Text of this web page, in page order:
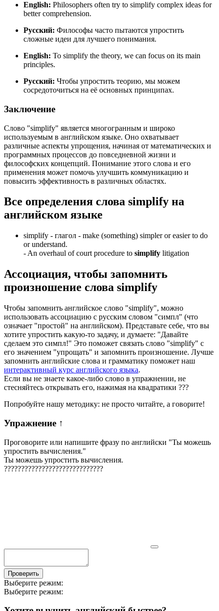
English: Philosophers often try to simplify complex ideas for
better comprehension.
Русский: Философы часто пытаются упростить
сложные идеи для лучшего понимания.
English: To simplify the theory, we can focus on its main
principles.
Русский: Чтобы упростить теорию, мы можем
сосредоточиться на её основных принципах.
Заключение
Слово "simplify" является многогранным и широко
используемым в английском языке. Оно охватывает
различные аспекты упрощения, начиная от математических и
программных процессов до повседневной жизни и
философских концепций. Понимание этого слова и его
применения может помочь улучшить коммуникацию и
повысить эффективность в различных областях.
Все определения слова simplify на
английском языке
simplify - глагол - make (something) simpler or easier to do
or understand.
- An overhaul of court procedure to simplify litigation
Ассоциация, чтобы запомнить
произношение слова simplify
Чтобы запомнить английское слово "simplify", можно
использовать ассоциацию с русским словом "симпл" (что
означает "простой" на английском). Представьте себе, что вы
хотите упростить какую-то задачу, и думаете: "Давайте
сделаем это симпл!" Это поможет связать слово "simplify" с
его значением "упрощать" и запомнить произношение. Лучше
запомнить английские слова и грамматику поможет наш
интерактивный курс английского языка.
Если вы не знаете какое-либо слово в упражнении, не
стесняйтесь открывать его, нажимая на квадратики ???
Попробуйте нашу методику: не просто читайте, а говорите!
Упражнение ↑
Проговорите или напишите фразу по английски "Ты можешь
упростить вычисления."
Ты можешь упростить вычисления.
?????????????????????????????
Проверить
Выберите режим:
Выберите режим: